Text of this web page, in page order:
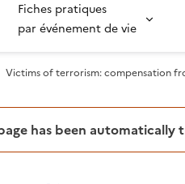
Fiches pratiques
par événement de vie
Victims of terrorism: compensation
page has been